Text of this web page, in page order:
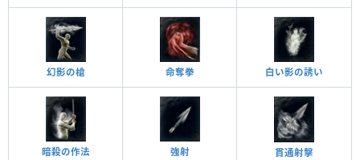
幻影の槍 命奪拳 白い影の誘い
暗殺の作法 強射 貫通射擊